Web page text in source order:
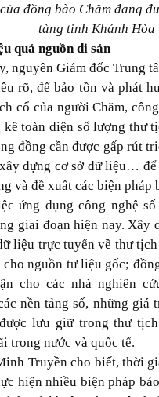
đồng bào Chăm đang
tàng tỉnh Khánh Hòa
quả nguồn di sản
nguyên Giám đốc Trung
rõ, để bảo tồn và phát
cổ của người Chăm,
kê toàn diện số lượng thư
đồng cần được gấp rút
dựng cơ sở dữ liệu…
và đề xuất các biện pháp
ứng dụng công nghệ
giai đoạn hiện nay. Xây
liệu trực tuyến về thư tịch
cho nguồn tư liệu gốc;
cho các nhà nghiên
nền tảng số, những giá
lưu giữ trong thư
trong nước và quốc tế.
Truyền cho biết, thời
hiện nhiều biện pháp